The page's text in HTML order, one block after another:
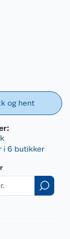
og hent
i 6 butikker